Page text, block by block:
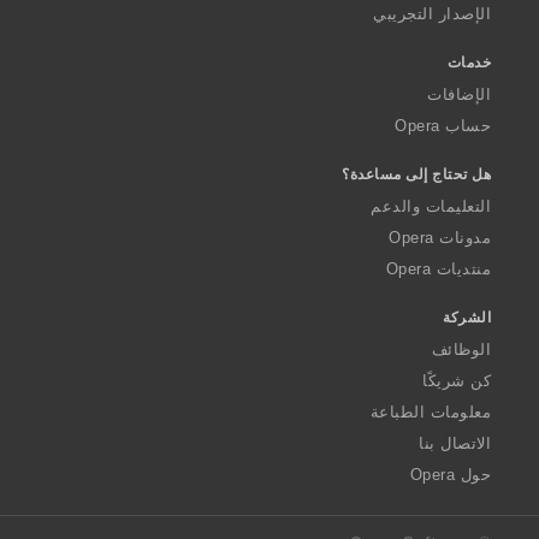
الإصدار التجريبي
خدمات
الإضافات
حساب Opera
هل تحتاج إلى مساعدة؟
التعليمات والدعم
مدونات Opera
منتديات Opera
الشركة
الوظائف
كن شريكًا
معلومات الطباعة
الاتصال بنا
حول Opera